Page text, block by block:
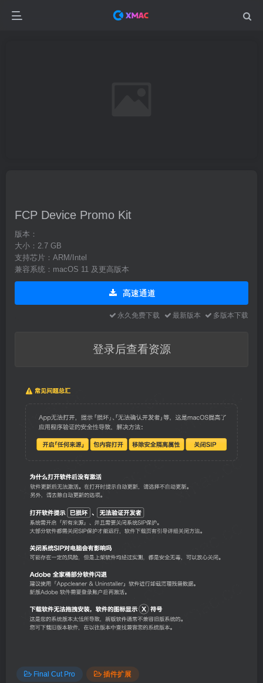
FCP Device Promo Kit
版本：
大小：2.7 GB
支持芯片：ARM/Intel
兼容系统：macOS 11 及更高版本
高速通道
永久免费下载 最新版本 多版本下载
登录后查看资源
Final Cut Pro 插件扩展